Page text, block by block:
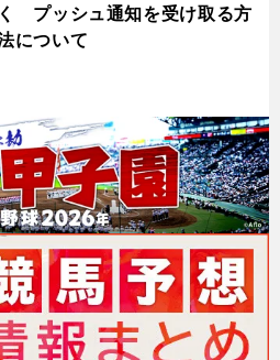
く プッシュ通知を受け取る方
について